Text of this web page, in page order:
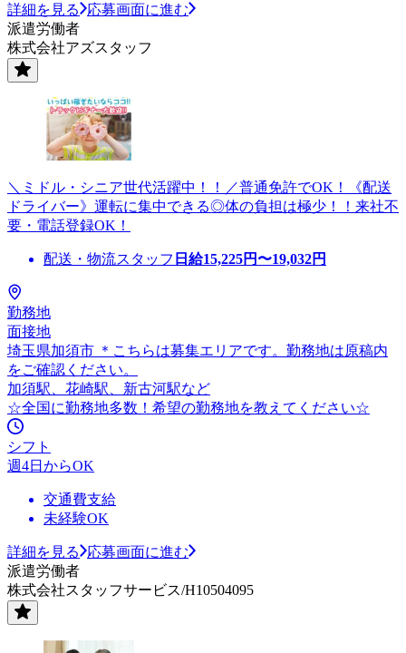
詳細を見る
応募画面に進む
派遣労働者
株式会社アズスタッフ
＼ミドル・シニア世代活躍中！！／普通免許でOK！《配送
ドライバー》運転に集中できる◎体の負担は極少！！来社不
要・電話登録OK！
配送・物流スタッフ 日給15,225円〜19,032円
勤務地
面接地
埼玉県加須市 ＊こちらは募集エリアです。勤務地は原稿内
をご確認ください。
加須駅、花崎駅、新古河駅など
☆全国に勤務地多数！希望の勤務地を教えてください☆
シフト
週4日からOK
交通費支給
未経験OK
詳細を見る
応募画面に進む
派遣労働者
株式会社スタッフサービス/H10504095